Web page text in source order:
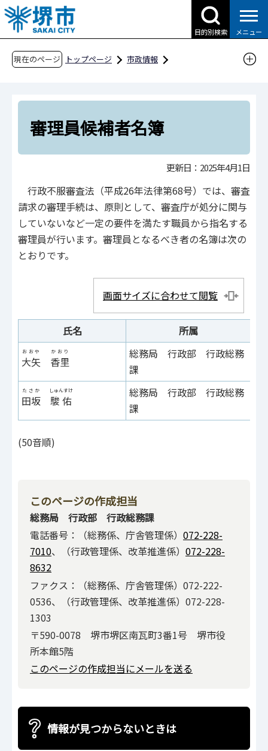
こ
の
ペ
目的別検索 メニュー
現在のページ トップページ
市政情報
審理員候補者名簿
審理員候補者名簿
更新日：2025年4月1日
行政不服審査法（平成26年法律第68号）では、審査
請求の審理手続は、原則として、審査庁が処分に関与
していないなど一定の要件を満たす職員から指名する
審理員が行います。審理員となるべき者の名簿は次の
とおりです。
画面サイズに合わせて閲覧
氏名 所属
大矢
おおや
香里
かおり
総務局 行政部 行政総務
課
田坂
たさか
駿佑
しゅんすけ
総務局 行政部 行政総務
課
(50音順)
このページの作成担当
総務局 行政部 行政総務課
電話番号：（総務係、庁舎管理係） 072-228-
7010、（行政管理係、改革推進係） 072-228-
8632
ファクス：（総務係、庁舎管理係）072-222-
0536、（行政管理係、改革推進係）072-228-
1303
〒590-0078 堺市堺区南瓦町3番1号 堺市役
所本館5階
このページの作成担当にメールを送る
情報が見つからないときは